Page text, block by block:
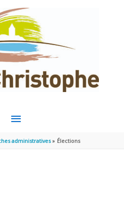
MENU
PRINCIPAL
administratives Élections